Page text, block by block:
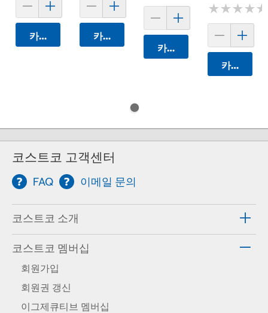
카트에 담기 카트에 담기
카트에 담기
★★★★★
★★★★★
카트에 담
코스트코 고객센터
FAQ 이메일 문의
코스트코 소개
코스트코 멤버십
회원가입
회원권 갱신
이그제큐티브 멤버십